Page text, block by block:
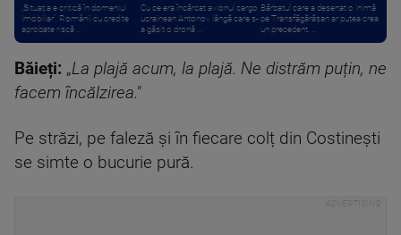
„Situația e critică în domeniul
imobiliar”. Românii cu credite
aprobate riscă ...
Cu ce era încărcat avionul cargo
ucrainean Antonov lângă care s-
a găsit o dronă ...
Bărbatul care a desenat o inimă
pe Transfăgărășan ar putea crea
un precedent. ...
Băieți: „La plajă acum, la plajă. Ne distrăm puțin, ne
facem încălzirea."
Pe străzi, pe faleză și în fiecare colț din Costinești
se simte o bucurie pură.